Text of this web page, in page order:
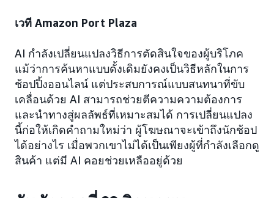
เวที Amazon Port Plaza
AI กำลังเปลี่ยนแปลงวิธีการตัดสินใจของผู้บริโภค
แม้ว่าการค้นหาแบบดั้งเดิมยังคงเป็นวิธีหลักในการ
ช้อปปิ้งออนไลน์ แต่ประสบการณ์แบบสนทนาที่ขับ
เคลื่อนด้วย AI สามารถช่วยตีความความต้องการ
และนำทางสู่ผลลัพธ์ที่เหมาะสมได้ การเปลี่ยนแปลง
นี้ก่อให้เกิดคำถามใหม่ว่า ผู้โฆษณาจะเข้าถึงนักช้อป
ได้อย่างไร เมื่อพวกเขาไม่ได้เป็นเพียงผู้ที่กำลังเลือกดู
สินค้า แต่มี AI คอยช่วยเหลืออยู่ด้วย